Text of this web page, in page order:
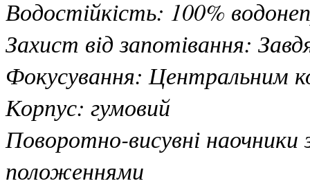
Водостійкість: 100%
Захист від запотівання:
Фокусування: Центральним
Корпус: гумовий
Поворотно-висувні наочники
положеннями